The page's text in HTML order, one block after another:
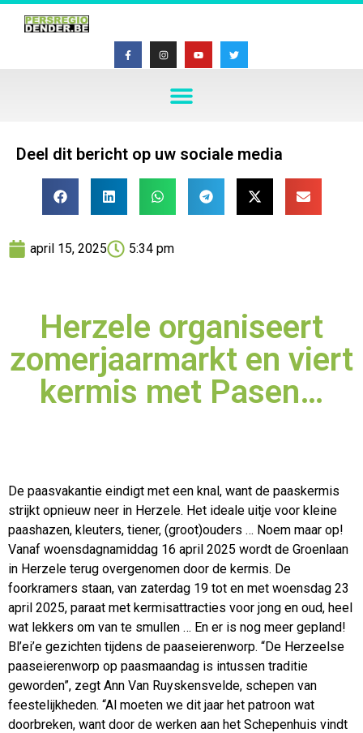
Deel dit bericht op uw sociale media
april 15, 2025 5:34 pm
Herzele organiseert
zomerjaarmarkt en viert
kermis met Pasen…
De paasvakantie eindigt met een knal, want de paaskermis
strijkt opnieuw neer in Herzele. Het ideale uitje voor kleine
paashazen, kleuters, tiener, (groot)ouders … Noem maar op!
Vanaf woensdagnamiddag 16 april 2025 wordt de Groenlaan
in Herzele terug overgenomen door de kermis. De
foorkramers staan, van zaterdag 19 tot en met woensdag 23
april 2025, paraat met kermisattracties voor jong en oud, heel
wat lekkers om van te smullen … En er is nog meer gepland!
Bl’ei’e gezichten tijdens de paaseierenworp. “De Herzeelse
paaseierenworp op paasmaandag is intussen traditie
geworden”, zegt Ann Van Ruyskensvelde, schepen van
feestelijkheden. “Al moeten we dit jaar het patroon wat
doorbreken, want door de werken aan het Schepenhuis vindt